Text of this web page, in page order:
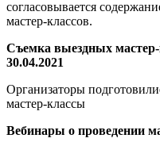
согласовывается
мастер-классов.
Съемка выездных мастер-
30.04.2021
Организаторы
мастер-классы
Вебинары о проведении